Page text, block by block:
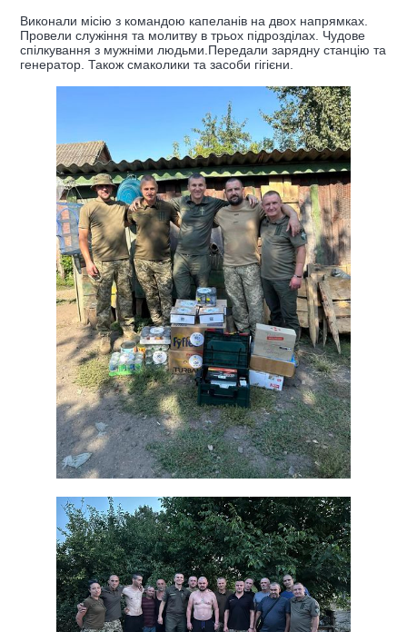
Виконали місію з командою капеланів на двох напрямках.
Провели служіння та молитву в трьох підрозділах. Чудове
спілкування з мужніми людьми.Передали зарядну станцію та
генератор. Також смаколики та засоби гігієни.